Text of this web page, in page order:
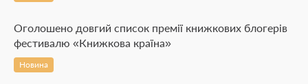
Оголошено довгий список премії книжкових блогерів
фестивалю «Книжкова країна»
Новина